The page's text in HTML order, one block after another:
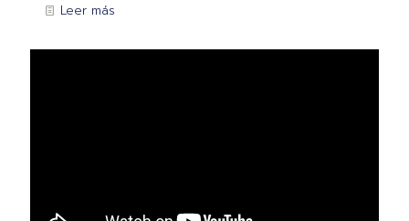
Leer más